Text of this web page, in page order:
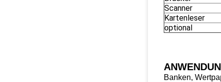
Scanner
Kartenleser
optional
Banken,